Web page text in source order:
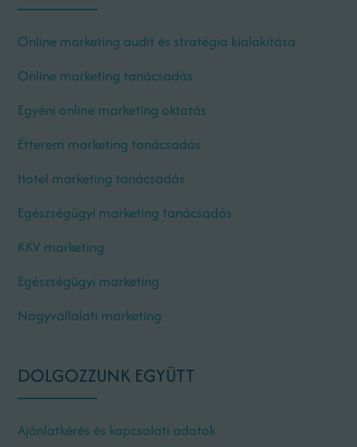
Online marketing audit és stratégia kialakítása
Online marketing tanácsadás
Egyéni online marketing oktatás
Étterem marketing tanácsadás
Hotel marketing tanácsadás
Egészségügyi marketing tanácsadás
KKV marketing
Egészségügyi marketing
Nagyvállalati marketing
DOLGOZZUNK EGYÜTT
Ajánlatkérés és kapcsolati adatok